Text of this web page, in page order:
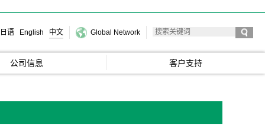
日语 English 中文 Global Network
公司信息 客户支持